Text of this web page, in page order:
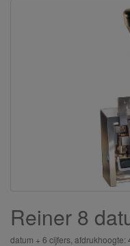
Reiner 8
datum + 6 cijfers, afdrukhoogte: